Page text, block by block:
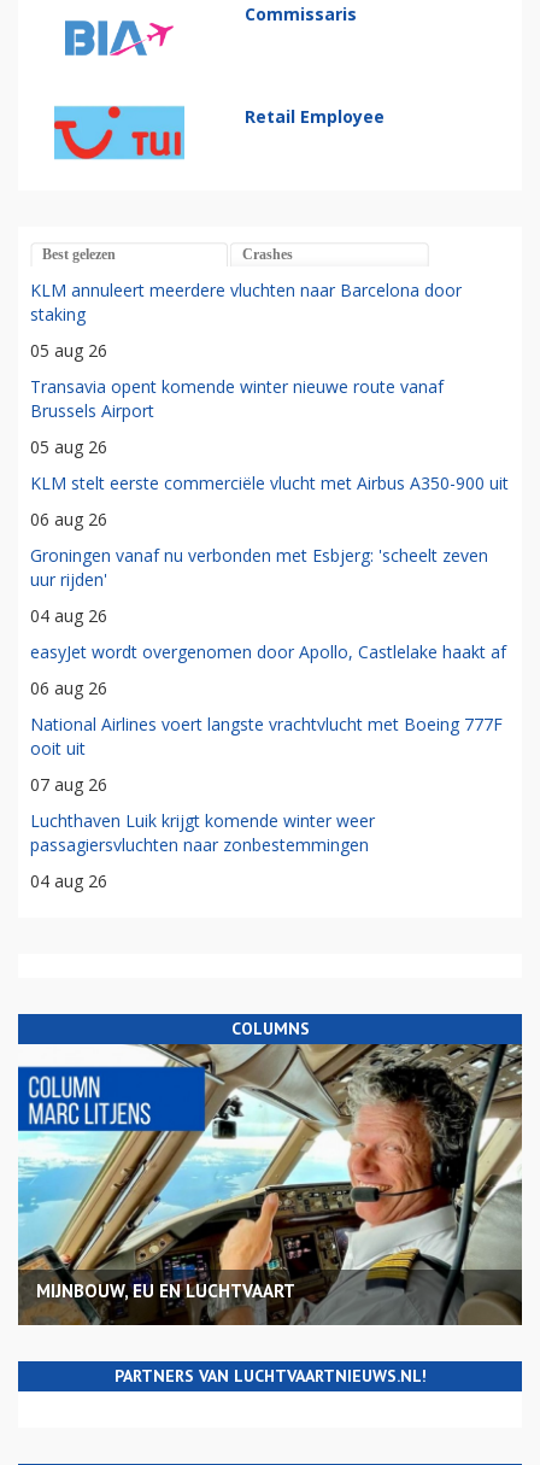
Commissaris
Retail Employee
Best gelezen Crashes
KLM annuleert meerdere vluchten naar Barcelona door
staking
05 aug 26
Transavia opent komende winter nieuwe route vanaf
Brussels Airport
05 aug 26
KLM stelt eerste commerciële vlucht met Airbus A350-900 uit
06 aug 26
Groningen vanaf nu verbonden met Esbjerg: 'scheelt zeven
uur rijden'
04 aug 26
easyJet wordt overgenomen door Apollo, Castlelake haakt af
06 aug 26
National Airlines voert langste vrachtvlucht met Boeing 777F
ooit uit
07 aug 26
Luchthaven Luik krijgt komende winter weer
passagiersvluchten naar zonbestemmingen
04 aug 26
COLUMNS
MIJNBOUW, EU EN LUCHTVAART
PARTNERS VAN LUCHTVAARTNIEUWS.NL!